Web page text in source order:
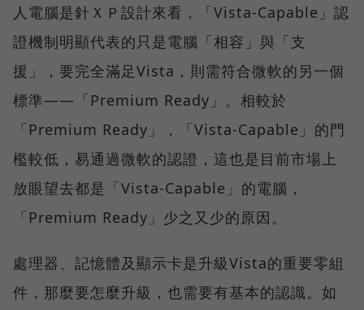
人電腦是針ＸＰ設計來看，「Vista-Capable」認
證機制明顯代表的只是電腦「相容」與「支
援」，要完全滿足Vista，則需符合微軟的另一個
標準——「Premium Ready」。相較於
「Premium Ready」，「Vista-Capable」的門
檻較低，易通過微軟的認證，這也是目前市場上
放眼望去都是「Vista-Capable」的電腦，
「Premium Ready」少之又少的原因。
處理器、記憶體及顯示卡是升級Vista的重要零組
件，那麼要怎麼升級，也需要有基本的認識。如